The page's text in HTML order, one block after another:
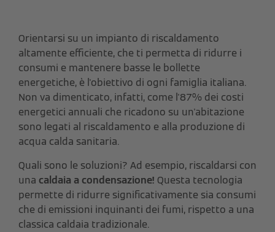
Orientarsi su un impianto di riscaldamento
altamente efficiente, che ti permetta di ridurre i
consumi e mantenere basse le bollette
energetiche, è l'obiettivo di ogni famiglia italiana.
Non va dimenticato, infatti, come l'87% dei costi
energetici annuali che ricadono su un'abitazione
sono legati al riscaldamento e alla produzione di
acqua calda sanitaria.
Quali sono le soluzioni? Ad esempio, riscaldarsi con
una caldaia a condensazione! Questa tecnologia
permette di ridurre significativamente sia consumi
che di emissioni inquinanti dei fumi, rispetto a una
classica caldaia tradizionale.